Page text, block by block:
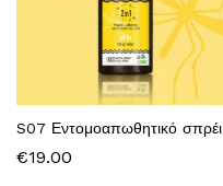
S07 Εντομοαπωθητικό σπρέι
€19.00